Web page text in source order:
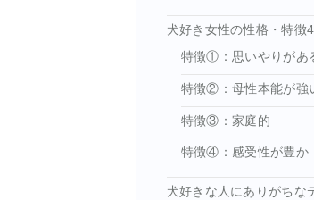
犬好き女性の性格・特徴
特徴①：思いやりがあ
特徴②：母性本能が強
特徴③：家庭的
特徴④：感受性が豊か
犬好きな人にありがちな